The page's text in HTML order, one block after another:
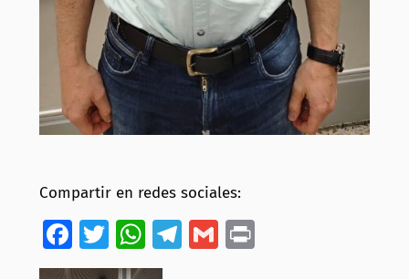
Compartir en redes sociales:
Facebook
Twitter
WhatsApp
Telegram
Gmail